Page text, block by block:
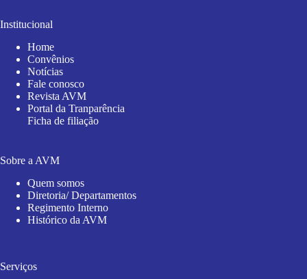
Institucional
Home
Convênios
Notícias
Fale conosco
Revista AVM
Portal da Tranparência
Ficha de filiação
Sobre a AVM
Quem somos
Diretoria/ Departamentos
Regimento Interno
Histórico da AVM
Serviços